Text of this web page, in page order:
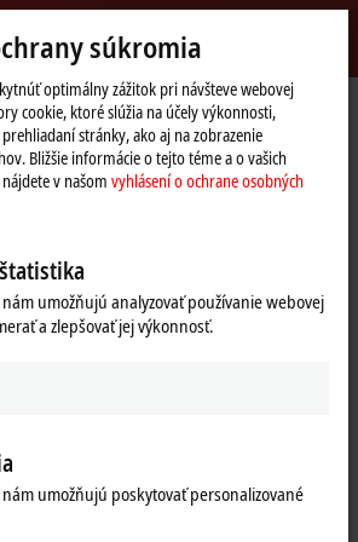
myBeckhoff
Beckhoff Live + Interactive, Nov. 23, 2021
sa načíta externý obsah z programu
naše
údajov.
+ Interactive, Nov. 23,
súkromia
optimálny zážitok pri návšteve webovej
cookie, ktoré slúžia na účely výkonnosti,
stránky, ako aj na zobrazenie
Bližšie informácie o tejto téme a o vašich
v našom vyhlásení o ochrane osobných
umožňujú analyzovať používanie webovej
a zlepšovať jej výkonnosť.
umožňujú poskytovať personalizované